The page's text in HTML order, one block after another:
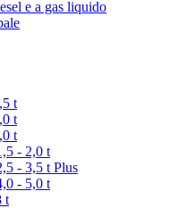
e a gas liquido
t
t
t
- 2,0 t
- 3,5 t Plus
- 5,0 t
t